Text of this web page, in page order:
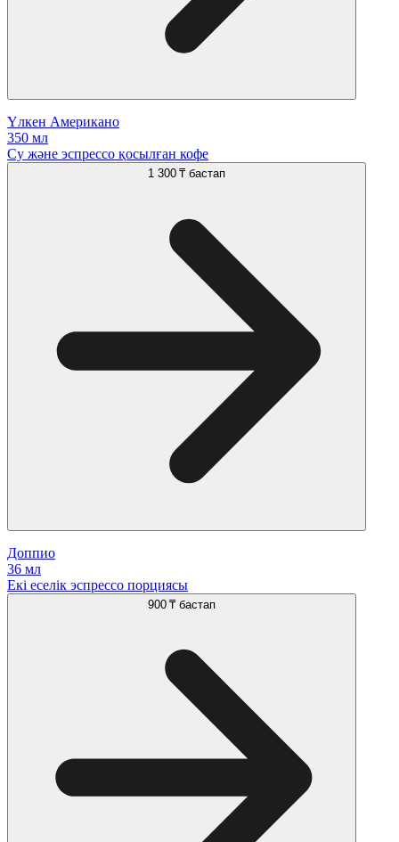
Үлкен Американо
350 мл
Су және эспрессо қосылған кофе
1 300 ₸ бастап
Доппио
36 мл
Екі еселік эспрессо порциясы
900 ₸ бастап